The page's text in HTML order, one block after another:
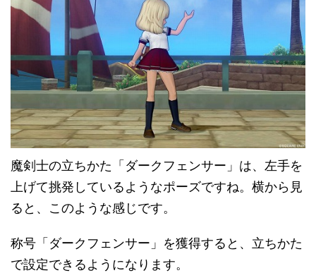
魔剣士の立ちかた「ダークフェンサー」は、左手を
上げて挑発しているようなポーズですね。横から見
ると、このような感じです。
称号「ダークフェンサー」を獲得すると、立ちかた
で設定できるようになります。